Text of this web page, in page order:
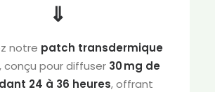
⇓
notre patch transdermique
, conçu pour diffuser 30 mg de
24 à 36 heures, offrant